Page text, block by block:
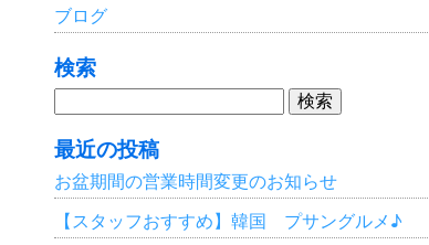
ブログ
検索
検
索:
最近の投稿
お盆期間の営業時間変更のお知らせ
【スタッフおすすめ】韓国 プサングルメ♪